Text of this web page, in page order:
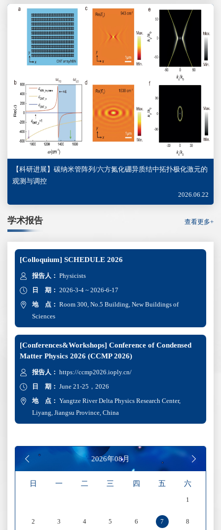
【科研进展】碳纳米管阵列/六方氮化硼异质结中拓扑极化激元的
观测与调控
2026.06.22
学术报告 查看更多+
[Colloquium] SCHEDULE 2026
报告人： Physicists
日 期： 2026-3-4 ~ 2026-6-17
地 点： Room 300, No.5 Building, New Buildings of
Sciences
[Conferences&Workshops] Conference of Condensed
Matter Physics 2026 (CCMP 2026)
报告人： https://ccmp2026.ioply.cn/
日 期： June 21-25，2026
地 点： Yangtze River Delta Physics Research Center,
Liyang, Jiangsu Province, China
2026年08月
日 一 二 三 四 五 六
1
2 3 4 5 6 7 8